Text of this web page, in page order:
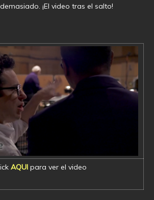
¡El video tras el salto!
AQUIpara ver el video